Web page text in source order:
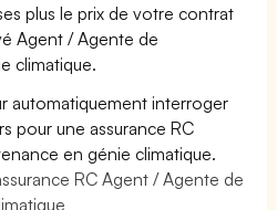
plus le prix de votre contrat
Agent / Agente de
climatique.
automatiquement interroger
pour une assurance RC
en génie climatique.
RC Agent / Agente de